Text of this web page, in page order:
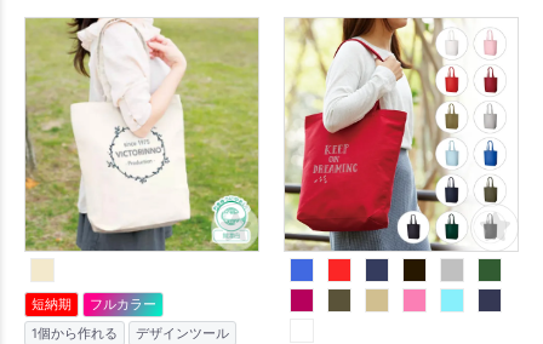
はもちろん展示会やセミナー
でのカタログ用バッグやアー
ティスト物販まで幅広い用途
で大人気の定番商品となりま
す。薄手ながらマチ付きでし
っかりしたつくりなので日常
使いにもおすすめ。名入れ面
積も広く、オリジナルデザイ
ンがしっかり印刷出来ます。
肩かけ利用も可能で、エコバ
ッグとしても好評です。※エコ
マーク付
ーティスト物販まで幅広い用
途に重宝されています。薄手
なので小さく折り畳む事も出
来、エコバッグとしてもおす
すめ。低価格なので大ロット
のノベルティにも人気です。
名入れ範囲も広く会社名やブ
ランドロゴも目立つシンプル
なトートバッグ。30個から印
刷名入れが可能です。ノベル
ティやオリジナルグッズの作
成に大人気な商品です。※エコ
マーク付
短納期
フルカラー
1個から作れる
デザインツール